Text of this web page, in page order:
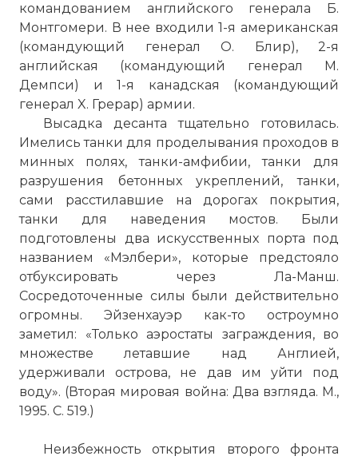
командованием английского генерала Б.
Монтгомери. В нее входили 1-я американская
(командующий генерал О. Блир), 2-я
английская (командующий генерал М.
Демпси) и 1-я канадская (командующий
генерал X. Грерар) армии.
Высадка десанта тщательно готовилась.
Имелись танки для проделывания проходов в
минных полях, танки-амфибии, танки для
разрушения бетонных укреплений, танки,
сами расстилавшие на дорогах покрытия,
танки для наведения мостов. Были
подготовлены два искусственных порта под
названием «Мэлбери», которые предстояло
отбуксировать через Ла-Манш.
Сосредоточенные силы были действительно
огромны. Эйзенхауэр как-то остроумно
заметил: «Только аэростаты заграждения, во
множестве летавшие над Англией,
удерживали острова, не дав им уйти под
воду». (Вторая мировая война: Два взгляда. М.,
1995. С. 519.)
Неизбежность открытия второго фронта